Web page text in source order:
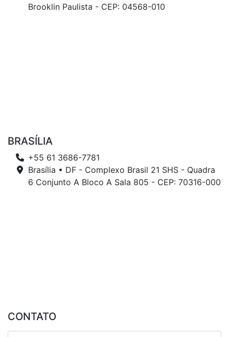
Brooklin Paulista - CEP: 04568-010
BRASÍLIA
+55 61 3686-7781
Brasília • DF - Complexo Brasil 21 SHS - Quadra
6 Conjunto A Bloco A Sala 805 - CEP: 70316-000
CONTATO